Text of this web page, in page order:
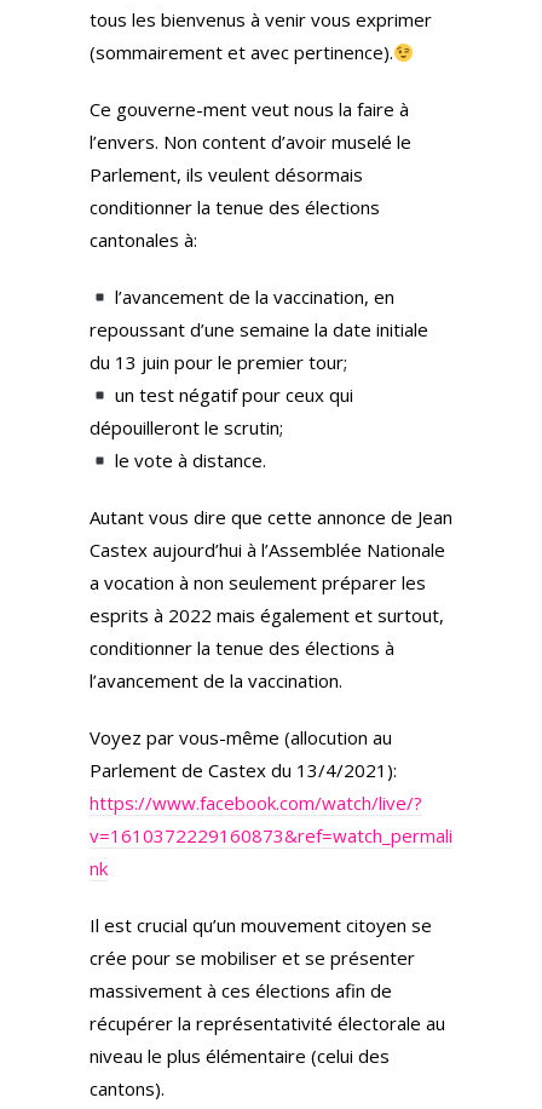
tous les bienvenus à venir vous exprimer
(sommairement et avec pertinence).
Ce gouverne-ment veut nous la faire à
l’envers. Non content d’avoir muselé le
Parlement, ils veulent désormais
conditionner la tenue des élections
cantonales à:
l’avancement de la vaccination, en
repoussant d’une semaine la date initiale
du 13 juin pour le premier tour;
un test négatif pour ceux qui
dépouilleront le scrutin;
le vote à distance.
Autant vous dire que cette annonce de Jean
Castex aujourd’hui à l’Assemblée Nationale
a vocation à non seulement préparer les
esprits à 2022 mais également et surtout,
conditionner la tenue des élections à
l’avancement de la vaccination.
Voyez par vous-même (allocution au
Parlement de Castex du 13/4/2021):
https://www.facebook.com/watch/live/?
v=1610372229160873&ref=watch_permali
nk
Il est crucial qu’un mouvement citoyen se
crée pour se mobiliser et se présenter
massivement à ces élections afin de
récupérer la représentativité électorale au
niveau le plus élémentaire (celui des
cantons).